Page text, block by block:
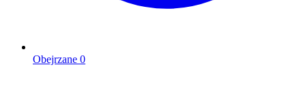
Obejrzane 0